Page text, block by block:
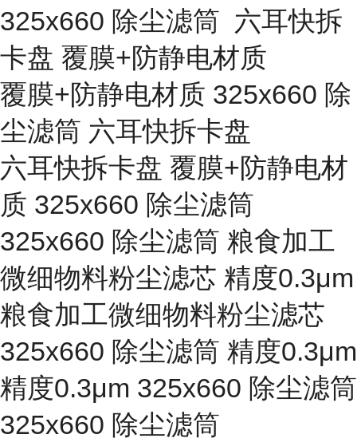
325x660 除尘滤筒 六耳快拆
卡盘 覆膜+防静电材质
覆膜+防静电材质 325x660 除
尘滤筒 六耳快拆卡盘
六耳快拆卡盘 覆膜+防静电材
质 325x660 除尘滤筒
325x660 除尘滤筒 粮食加工
微细物料粉尘滤芯 精度0.3μm
粮食加工微细物料粉尘滤芯
325x660 除尘滤筒 精度0.3μm
精度0.3μm 325x660 除尘滤筒
325x660 除尘滤筒